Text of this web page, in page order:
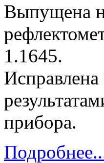
Выпущена
1.1645.
прибора.